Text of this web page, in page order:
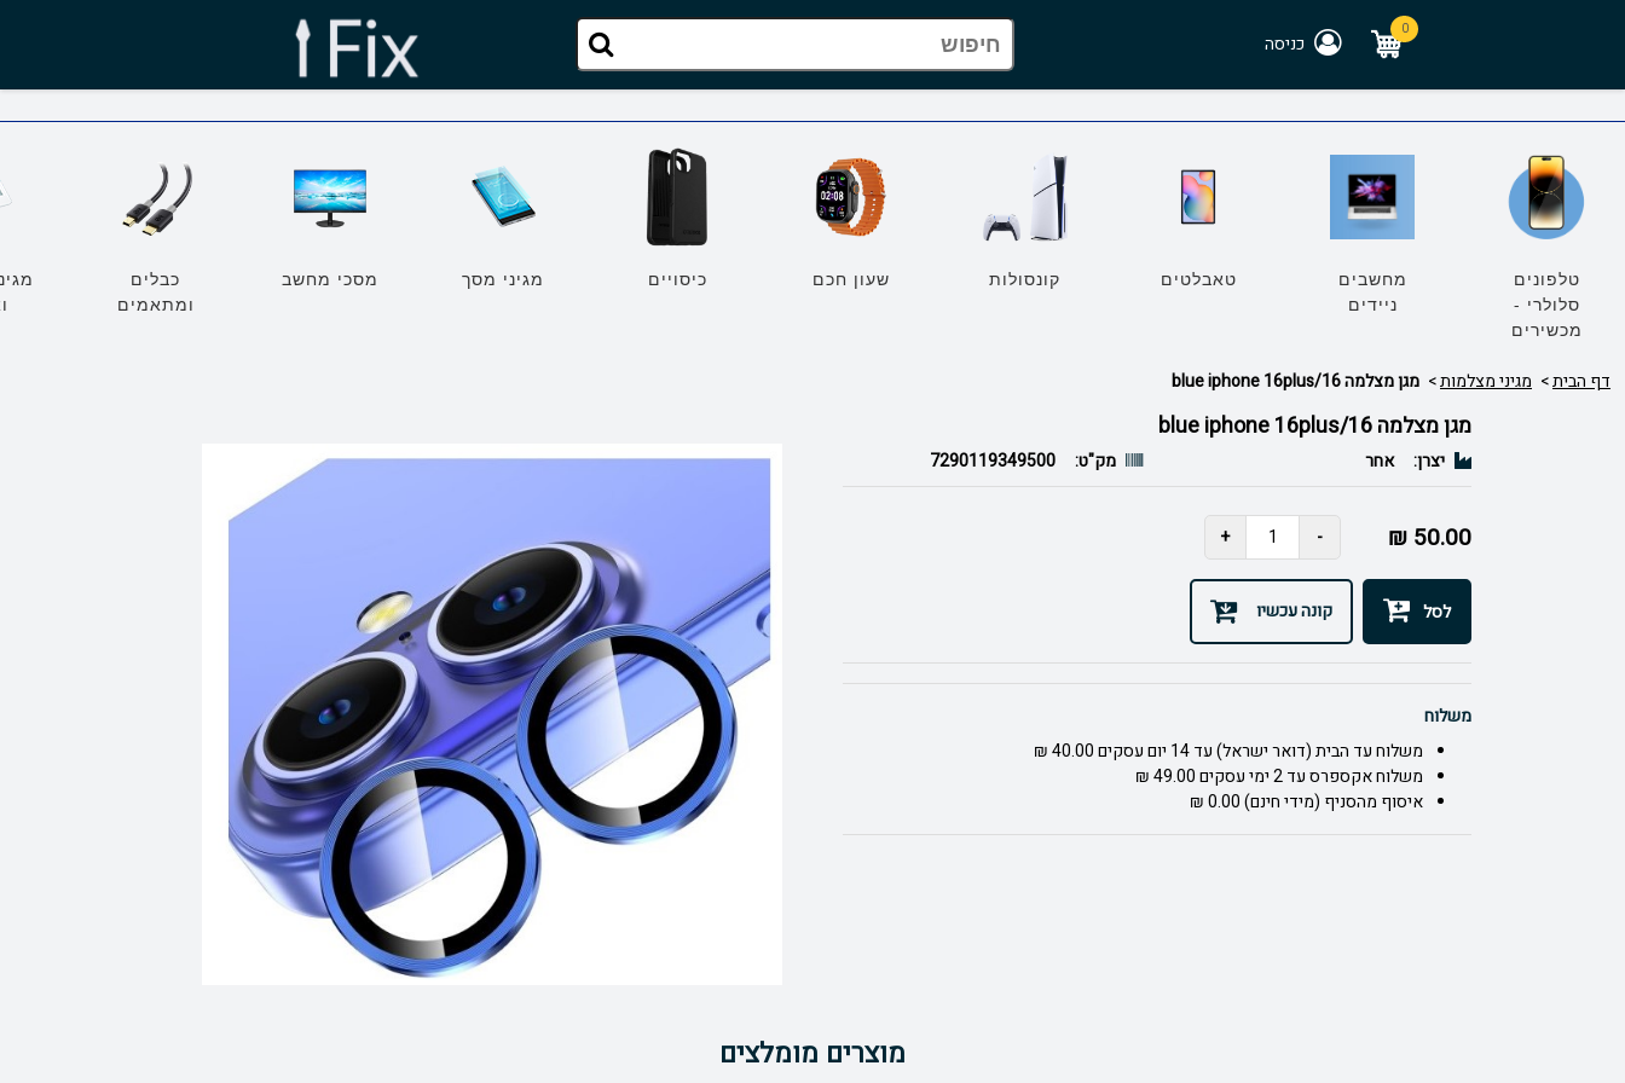
0
כניסה
טלפונים
סלולרי -
מכשירים
מחשבים
ניידים
טאבלטים קונסולות שעון חכם כיסויים מגיני מסך מסכי מחשב
כבלים
ומתאמים
דף הבית מגיני מצלמות מגן מצלמה blue iphone 16plus/16
מגן מצלמה blue iphone 16plus/16
יצרן: אחר מק"ט: 7290119349500
50.00 ₪
+ -
לסל קונה עכשיו
משלוח
משלוח עד הבית (דואר ישראל) עד 14 יום עסקים 40.00 ₪
משלוח אקספרס עד 2 ימי עסקים 49.00 ₪
איסוף מהסניף (מידי חינם) 0.00 ₪
מוצרים מומלצים